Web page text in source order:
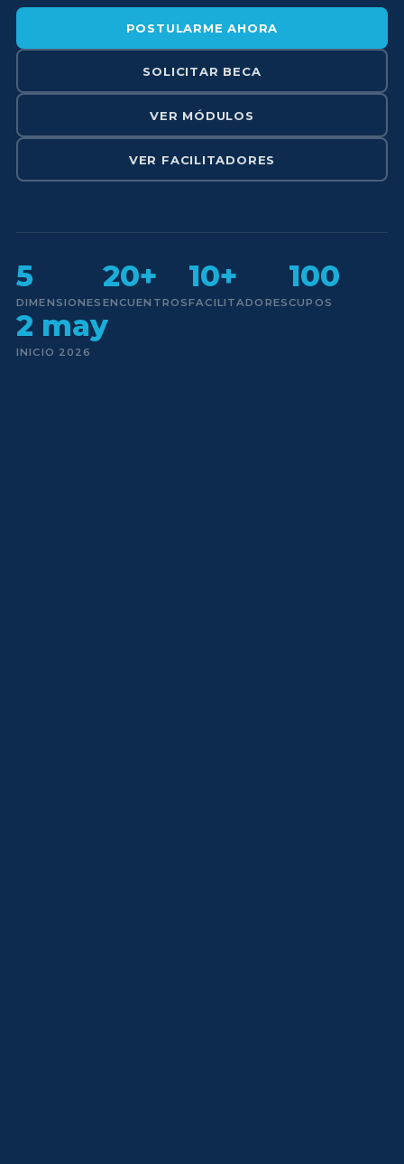
POSTULARME AHORA
SOLICITAR BECA
VER MÓDULOS
VER FACILITADORES
5
DIMENSIONES
20+
ENCUENTROS
10+
FACILITADORES
100
CUPOS
2 may
INICIO 2026